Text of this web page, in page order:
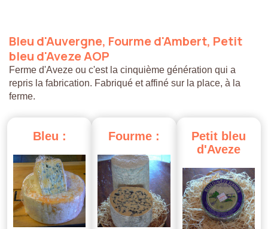
Bleu d'Auvergne, Fourmed'Ambert, Petit
bleu d'AvezeAOP
Ferme d'Aveze ou c'est la cinquième génération qui a
repris la fabrication. Fabriqué et affiné sur la place, à la
ferme.
Bleu : Fourme : Petit bleu
d'Aveze